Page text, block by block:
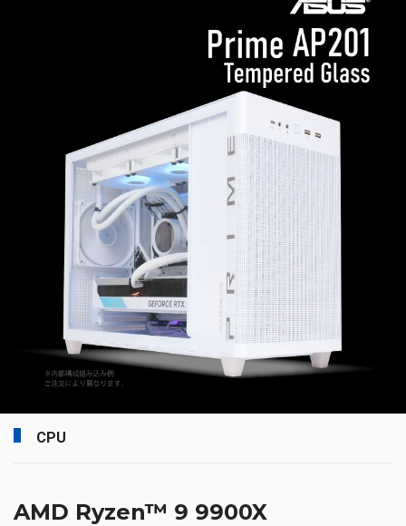
CPU
AMD Ryzen™ 9 9900X